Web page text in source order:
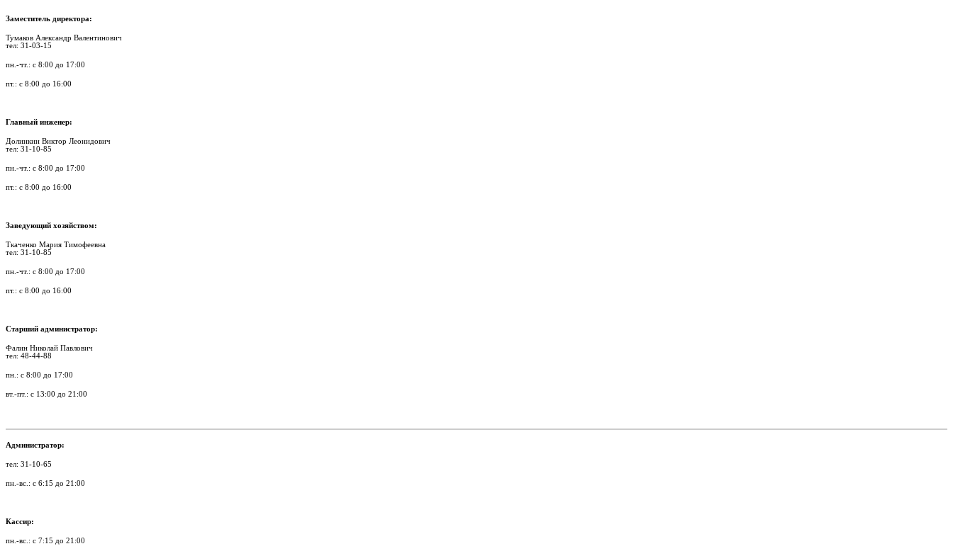
Заместитель директора:
Тумаков Александр Валентинович
тел: 31-03-15
пн.-чт.: с 8:00 до 17:00
пт.: с 8:00 до 16:00
Главный инженер:
Долинкин Виктор Леонидович
тел: 31-10-85
пн.-чт.: с 8:00 до 17:00
пт.: с 8:00 до 16:00
Заведующий хозяйством:
Ткаченко Мария Тимофеевна
тел: 31-10-85
пн.-чт.: с 8:00 до 17:00
пт.: с 8:00 до 16:00
Старший администратор:
Фалин Николай Павлович
тел: 48-44-88
пн.: с 8:00 до 17:00
вт.-пт.: с 13:00 до 21:00
Администратор:
тел: 31-10-65
пн.-вс.: с 6:15 до 21:00
Кассир:
пн.-вс.: с 7:15 до 21:00